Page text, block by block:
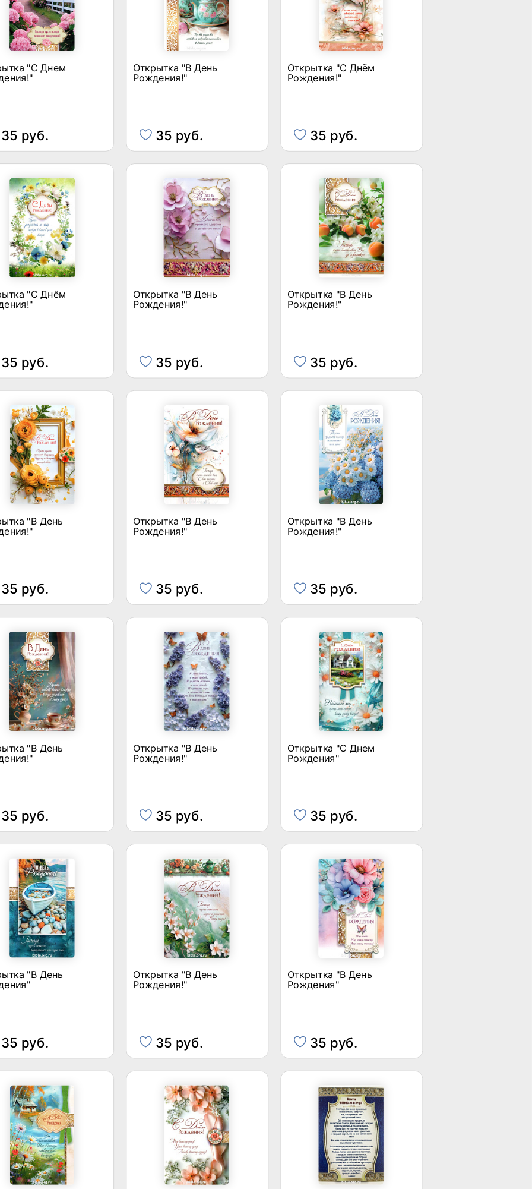
"С Днем
35 руб.
Открытка "В День
Рождения!"
35 руб.
Открытка "С Днём
Рождения!"
35 руб.
"С Днём
35 руб.
Открытка "В День
Рождения!"
35 руб.
Открытка "В День
Рождения!"
35 руб.
"В День
35 руб.
Открытка "В День
Рождения!"
35 руб.
Открытка "В День
Рождения!"
35 руб.
"В День
35 руб.
Открытка "В День
Рождения!"
35 руб.
Открытка "С Днем
Рождения"
35 руб.
"В День
35 руб.
Открытка "В День
Рождения!"
35 руб.
Открытка "В День
Рождения"
35 руб.